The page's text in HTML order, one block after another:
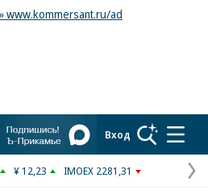
www.kommersant.ru/ad
Вход
¥ 12,23 IMOEX 2281,31